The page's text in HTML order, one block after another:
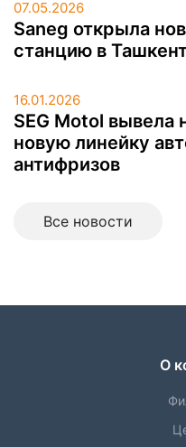
07.05.2026
Saneg открыла
станцию в
16.01.2026
SEG Motol вывела
новую линейку
антифризов
Все новоcти
О